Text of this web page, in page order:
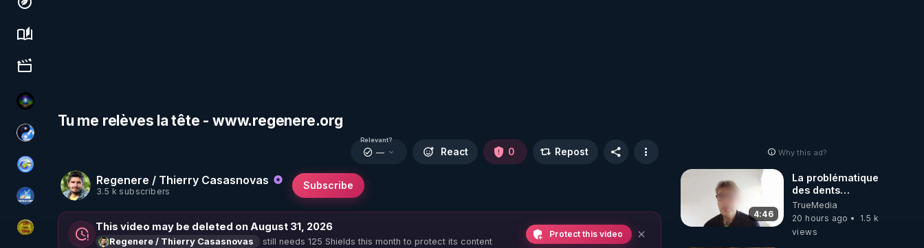
Economy, environment & technology
Science, history & spirituality
Culture, media & entertainment
WakeUp
Chercheur de vérité
Tonton Posture Débrief
PAROLE LIBRE
CDS pour TOUS
Tu me relèves la tête - www.regenere.org
Regenere / Thierry Casasnovas
3.5 k subscribers
Subscribe
Relevant?
— React 0 Repost
This video may be deleted on August 31, 2026
Regenere / Thierry Casasnovas still needs 125 Shields this month to protect its content
Protect this video
Why this ad?
4:46
La problématique
des dents
dévitalisées et
des implants
TrueMedia
20 hours ago
1.5 k
views